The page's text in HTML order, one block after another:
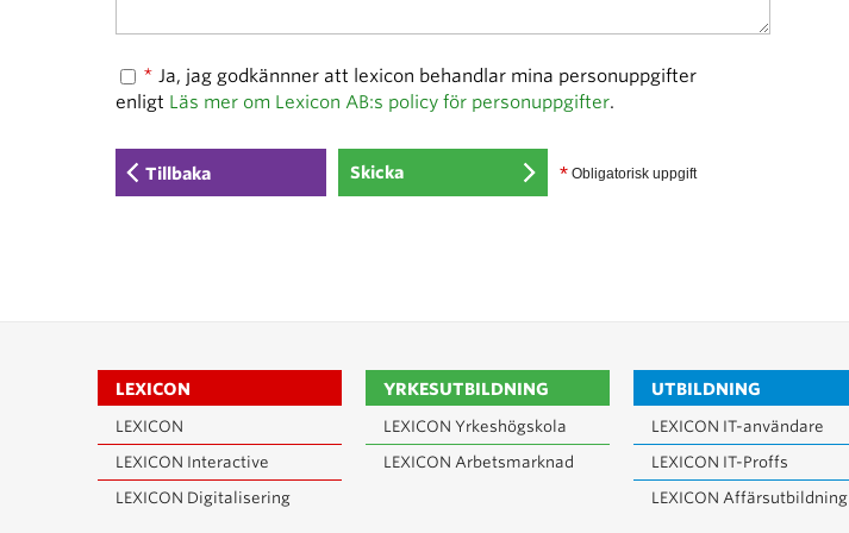
* Ja, jag godkännner att lexicon behandlar mina personuppgifter
enligt Läs mer om Lexicon AB:s policy för personuppgifter.
Tillbaka * Obligatorisk uppgift
LEXICON
LEXICON
LEXICON Interactive
LEXICON Digitalisering
YRKESUTBILDNING
LEXICON Yrkeshögskola
LEXICON Arbetsmarknad
UTBILDNING
LEXICON IT-användare
LEXICON IT-Proffs
LEXICON Affärsutbildning